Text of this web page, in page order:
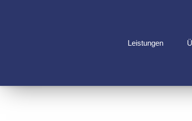
Leistungen